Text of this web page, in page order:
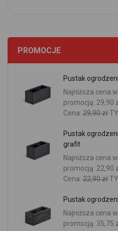
PROMOCJE
Pustak
Najniższa cena
promocją: 29,90
Cena: 29,90 zł
Pustak
grafit
Najniższa cena
promocją: 22,90
Cena: 22,90 zł
Pustak
Najniższa cena
promocją: 35,75